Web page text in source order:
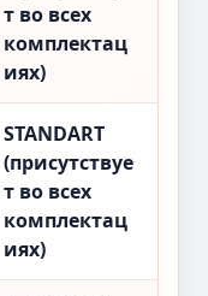
т во всех
комплектац
иях)
STANDART
(присутствуе
т во всех
комплектац
иях)